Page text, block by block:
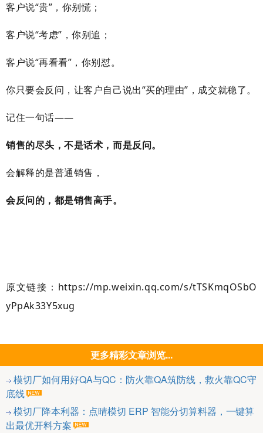
客户说“贵”，你别慌；
客户说“考虑”，你别追；
客户说“再看看”，你别怼。
你只要会反问，让客户自己说出“买的理由”，成交就稳了。
记住一句话——
销售的尽头，不是话术，而是反问。
会解释的是普通销售，
会反问的，都是销售高手。
原文链接：https://mp.weixin.qq.com/s/tTSKmqOSbO
yPpAk33Y5xug
更多精彩文章浏览...
模切厂如何用好QA与QC：防火靠QA筑防线，救火靠QC守
底线
模切厂降本利器：点晴模切 ERP 智能分切算料器，一键算
出最优开料方案